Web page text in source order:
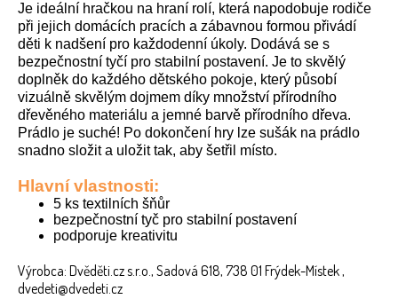
Je ideální hračkou na hraní rolí, která napodobuje rodiče
při jejich domácích pracích a zábavnou formou přivádí
děti k nadšení pro každodenní úkoly. Dodává se s
bezpečnostní tyčí pro stabilní postavení. Je to skvělý
doplněk do každého dětského pokoje, který působí
vizuálně skvělým dojmem díky množství přírodního
dřevěného materiálu a jemné barvě přírodního dřeva.
Prádlo je suché! Po dokončení hry lze sušák na prádlo
snadno složit a uložit tak, aby šetřil místo.
Hlavní vlastnosti:
5 ks textilních šňůr
bezpečnostní tyč pro stabilní postavení
podporuje kreativitu
Výrobca: Dvěděti.cz s.r.o., Sadová 618, 738 01 Frýdek-Místek ,
dvedeti@dvedeti.cz